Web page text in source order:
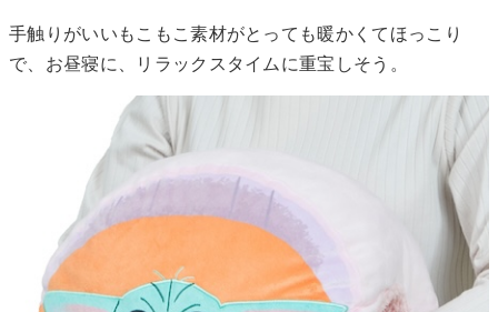
手触りがいいもこもこ素材がとっても暖かくてほっこり
で、お昼寝に、リラックスタイムに重宝しそう。